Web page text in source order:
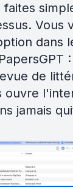
faites
Vous
dans
:
de
ouvre
jamais